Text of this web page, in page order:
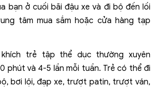
bạn ở cuối bãi đậu xe và đi bộ đến lối
tâm mua sắm hoặc cửa hàng tạp
khích trẻ tập thể dục thường xuyên
phút và 4-5 lần mỗi tuần. Trẻ có thể đi
bơi lội, đạp xe, trượt patin, trượt ván,